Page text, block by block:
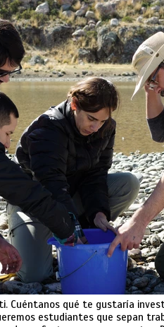
Cuéntanos qué te gustaría
estudiantes que sepan